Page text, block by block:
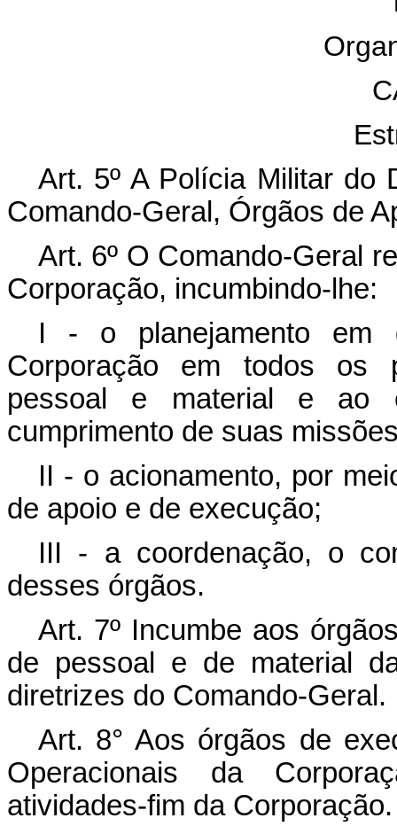
Art. 5º A Polícia Militar do
Comando-Geral, Órgãos de
Art. 6º O Comando-Geral
Corporação, incumbindo-lhe:
I - o planejamento em
Corporação em todos os
pessoal e material e ao
cumprimento de suas
II - o acionamento, por
de apoio e de execução;
III - a coordenação, o
desses órgãos.
Art. 7º Incumbe aos
de pessoal e de material
diretrizes do Comando-Geral.
Art. 8° Aos órgãos de
Operacionais da
atividades-fim da Corporação.